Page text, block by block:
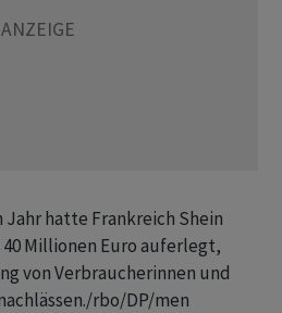
hatte Frankreich Shein
Millionen Euro auferlegt,
von Verbraucherinnen und
rbo/DP/men